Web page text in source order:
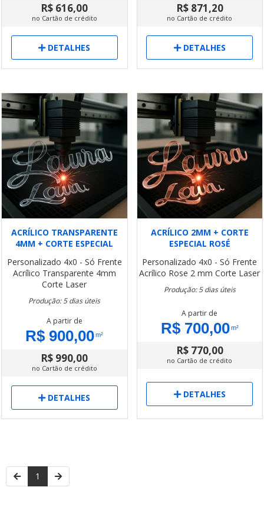
R$ 616,00
no Cartão de crédito
DETALHES
R$ 871,20
no Cartão de crédito
DETALHES
ACRÍLICO TRANSPARENTE
4MM + CORTE ESPECIAL
Personalizado 4x0 - Só Frente
Acrílico Transparente 4mm
Corte Laser
Produção: 5 dias úteis
A partir de
R$ 900,00m²
R$ 990,00
no Cartão de crédito
DETALHES
ACRÍLICO 2MM + CORTE
ESPECIAL ROSÉ
Personalizado 4x0 - Só Frente
Acrílico Rose 2 mm Corte Laser
Produção: 5 dias úteis
A partir de
R$ 700,00m²
R$ 770,00
no Cartão de crédito
DETALHES
1